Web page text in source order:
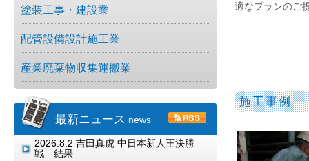
適なプランのご
施工事例
塗装工事・建設業
配管設備設計施工業
産業廃棄物収集運搬業
最新ニュース news
2026.8.2 吉田真虎 中日本新人王決勝
戦 結果